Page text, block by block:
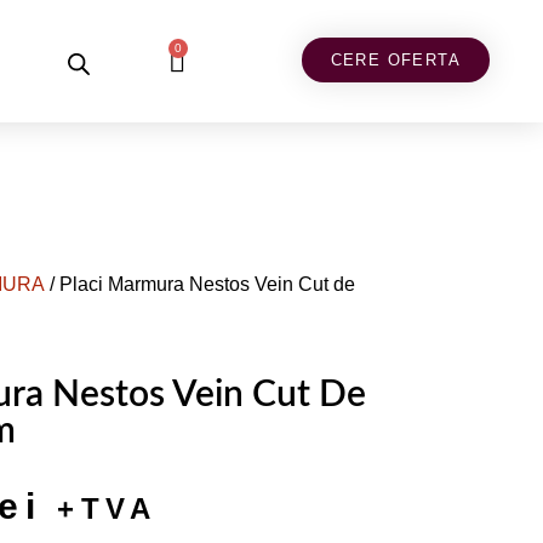
0
CERE OFERTA
/ Placi Marmura Nestos Vein Cut de
Nestos Vein Cut De
+TVA